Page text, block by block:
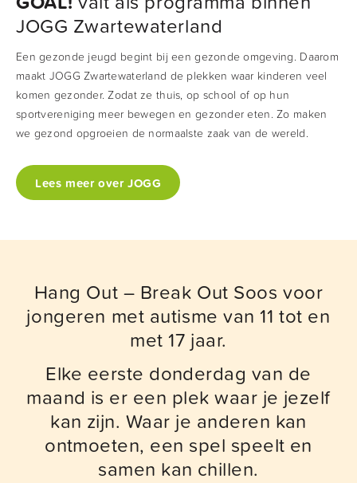
in slimme keuzes maken. De buurtsportcoach helpt bij
het ontdekken van plezier in bewegen. Wat vind de
jongeren een leuk om te doen en welke sporten passen
er dan bij? En welke mogelijkheden zijn er in onze
gemeente?
JOGG Zwartewaterland
Een gezonde jeugd begint bij een gezonde omgeving. Daarom
maakt JOGG Zwartewaterland de plekken waar kinderen veel
komen gezonder. Zodat ze thuis, op school of op hun
sportvereniging meer bewegen en gezonder eten. Zo maken
we gezond opgroeien de normaalste zaak van de wereld.
Lees meer over JOGG
Hang Out – Break Out Soos voor
jongeren met autisme van 11 tot en
met 17 jaar.
Elke eerste donderdag van de
maand is er een plek waar je jezelf
kan zijn. Waar je anderen kan
ontmoeten, een spel speelt en
samen kan chillen.